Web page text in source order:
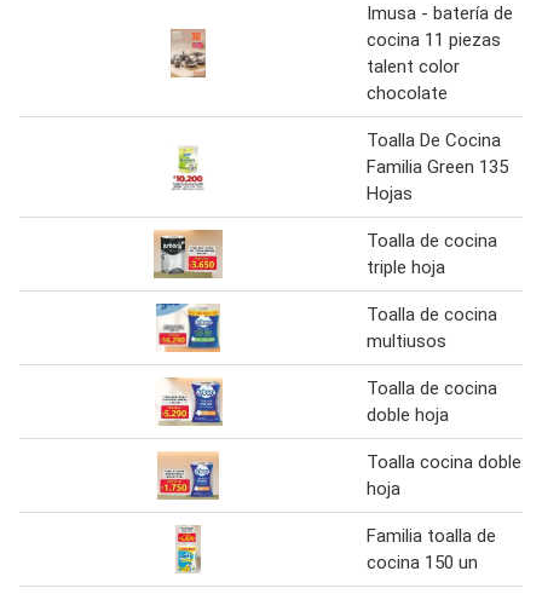
Imusa - batería de
cocina 11 piezas
talent color
chocolate
Toalla De Cocina
Familia Green 135
Hojas
Toalla de cocina
triple hoja
Toalla de cocina
multiusos
Toalla de cocina
doble hoja
Toalla cocina doble
hoja
Familia toalla de
cocina 150 un